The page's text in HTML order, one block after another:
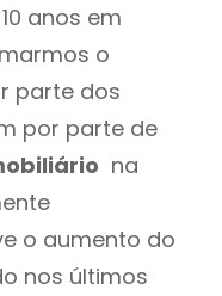
anos em
o
parte dos
por parte de
na
o aumento do
nos últimos